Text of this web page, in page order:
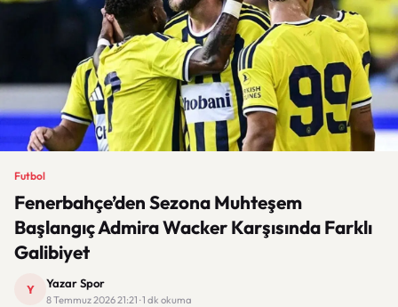
Futbol
Fenerbahçe’den Sezona Muhteşem
Başlangıç Admira Wacker Karşısında Farklı
Galibiyet
Y Yazar Spor
8 Temmuz 2026 21:21 · 1 dk okuma